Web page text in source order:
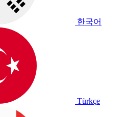
한국어
Türkçe